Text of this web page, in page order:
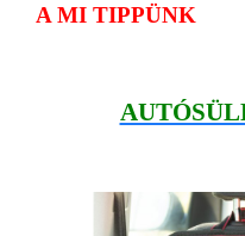
A MI TIPPÜNK